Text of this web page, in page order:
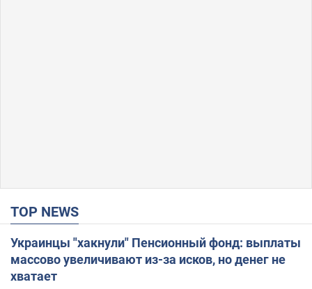
TOP NEWS
Украинцы "хакнули" Пенсионный фонд: выплаты
массово увеличивают из-за исков, но денег не
хватает